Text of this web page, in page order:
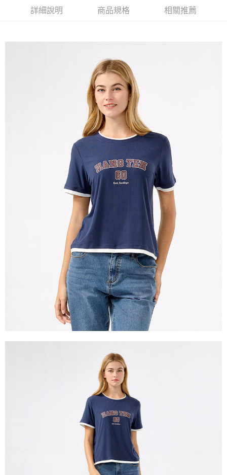
付款後7-11取貨
每筆NT$130，滿NT$1,000(含以上)免運費
詳細說明 商品規格 相關推薦